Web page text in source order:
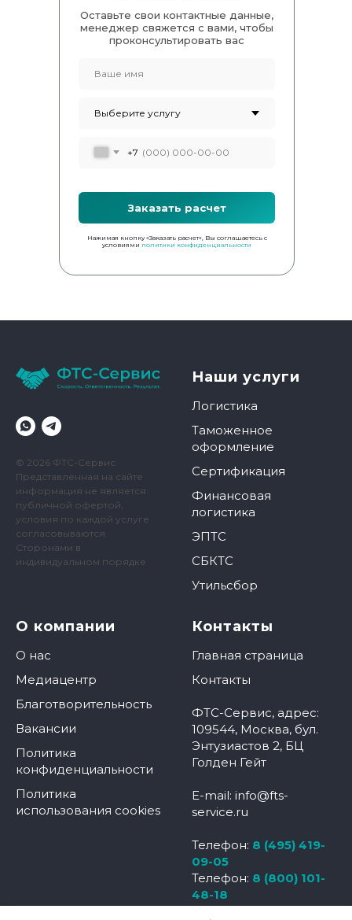
Нажимая кнопку «Заказать расчет», Вы соглашаетесь с
условиями политики конфиденциальности
+7
Заказать расчет
Оставьте свои контактные данные,
менеджер свяжется с вами, чтобы
проконсультировать вас
© 2026 ФТС-Сервис
Представленная на сайте
информация не является
публичной офертой,
условия по каждой услуге
согласовываются
Сторонами в
индивидуальном порядке
Наши услуги
Логистика
Таможенное
оформление
Сертификация
Финансовая
логистика
ЭПТС
СБКТС
Утильсбор
О компании
О нас
Медиацентр
Благотворительность
Вакансии
Политика
конфиденциальности
Политика
использования cookies
Контакты
Главная страница
Контакты
ФТС-Сервис, адрес:
109544, Москва, бул.
Энтузиастов 2, БЦ
Голден Гейт
E-mail: info@fts-
service.ru
Телефон: 8 (495) 419-
09-05
Телефон: 8 (800) 101-
48-18